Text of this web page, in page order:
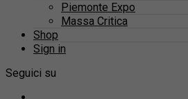
Piemonte Expo
Massa Critica
Shop
Sign in
Seguici su